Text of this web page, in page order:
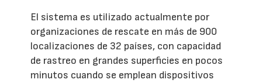
El sistema es utilizado actualmente por
organizaciones de rescate en más de 900
localizaciones de 32 países, con capacidad
de rastreo en grandes superficies en pocos
minutos cuando se emplean dispositivos